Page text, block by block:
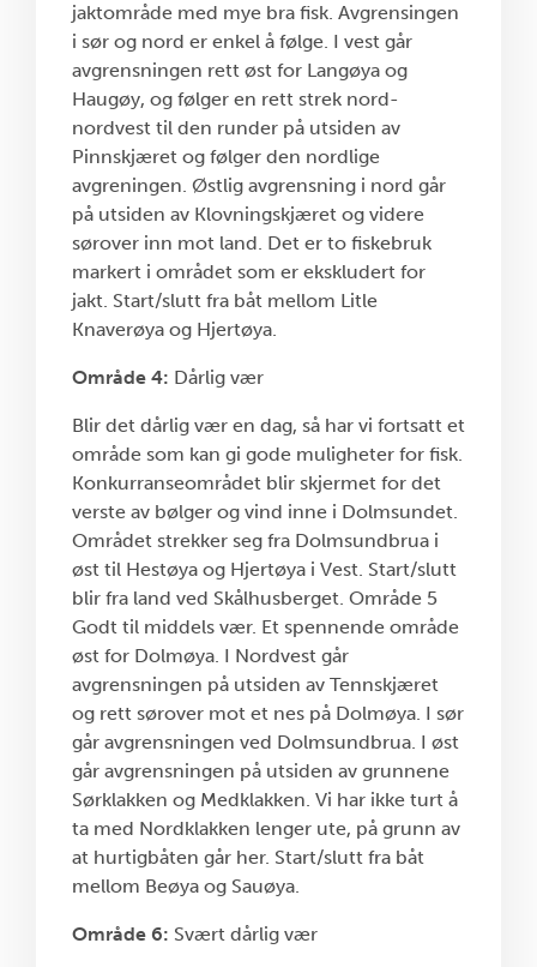
jaktområde med mye bra fisk. Avgrensingen
i sør og nord er enkel å følge. I vest går
avgrensningen rett øst for Langøya og
Haugøy, og følger en rett strek nord-
nordvest til den runder på utsiden av
Pinnskjæret og følger den nordlige
avgreningen. Østlig avgrensning i nord går
på utsiden av Klovningskjæret og videre
sørover inn mot land. Det er to fiskebruk
markert i området som er ekskludert for
jakt. Start/slutt fra båt mellom Litle
Knaverøya og Hjertøya.
Område 4: Dårlig vær
Blir det dårlig vær en dag, så har vi fortsatt et
område som kan gi gode muligheter for fisk.
Konkurranseområdet blir skjermet for det
verste av bølger og vind inne i Dolmsundet.
Området strekker seg fra Dolmsundbrua i
øst til Hestøya og Hjertøya i Vest. Start/slutt
blir fra land ved Skålhusberget. Område 5
Godt til middels vær. Et spennende område
øst for Dolmøya. I Nordvest går
avgrensningen på utsiden av Tennskjæret
og rett sørover mot et nes på Dolmøya. I sør
går avgrensningen ved Dolmsundbrua. I øst
går avgrensningen på utsiden av grunnene
Sørklakken og Medklakken. Vi har ikke turt å
ta med Nordklakken lenger ute, på grunn av
at hurtigbåten går her. Start/slutt fra båt
mellom Beøya og Sauøya.
Område 6: Svært dårlig vær